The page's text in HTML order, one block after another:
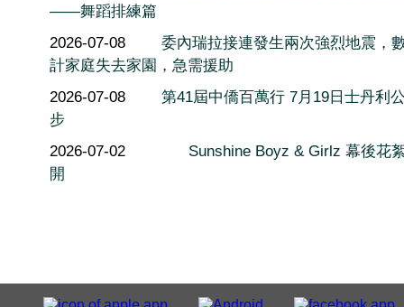
——舞蹈排練篇
2026-07-08
委內瑞拉接連發生兩次強烈地震，
計家庭失去家園，急需援助
2026-07-08
第41屆中僑百萬行 7月19日士丹利
步
2026-07-02
Sunshine Boyz & Girlz 幕後花
開